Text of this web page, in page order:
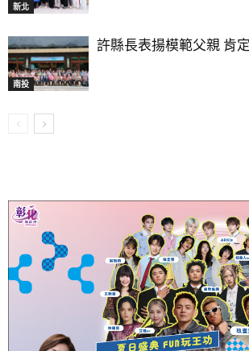
新北
南投
許縣長表揚模範父親 肯